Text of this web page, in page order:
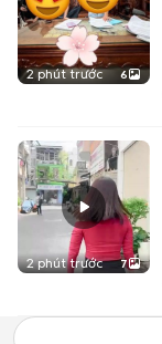
2 phút trước 6
2 phút trước 7